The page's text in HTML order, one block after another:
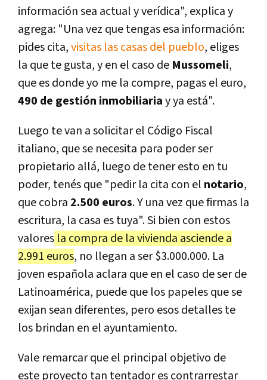
información sea actual y verídica", explica y
agrega: "Una vez que tengas esa información:
pides cita,visitas las casas del pueblo, eliges
la que te gusta, y en el caso de Mussomeli,
que es donde yo me la compre, pagas el euro,
490 de gestión inmobiliariay ya está".
Luego te van a solicitar el Código Fiscal
italiano, que se necesita para poder ser
propietario allá, luego de tener esto en tu
poder, tenés que "pedir la cita con el notario,
que cobra 2.500 euros. Y una vez que firmas la
escritura, la casa es tuya". Si bien con estos
valores la compra de la vivienda asciende a
2.991 euros, no llegan a ser $3.000.000. La
joven española aclara que en el caso de ser de
Latinoamérica, puede que los papeles que se
exijan sean diferentes, pero esos detalles te
los brindan en el ayuntamiento.
Vale remarcar que el principal objetivo de
este proyecto tan tentador es contrarrestar